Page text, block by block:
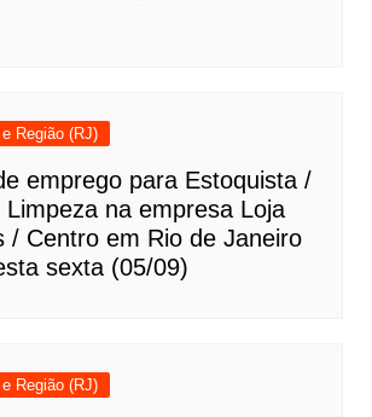
Região (RJ)
emprego para Estoquista /
Limpeza na empresa Loja
/ Centro em Rio de Janeiro
sexta (05/09)
Região (RJ)